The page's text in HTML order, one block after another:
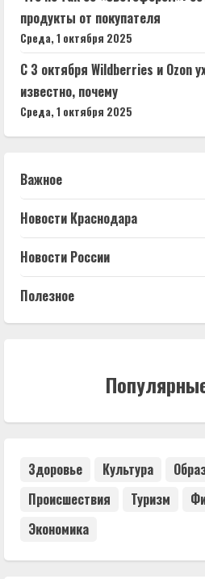
продукты от покупателя
Среда, 1 октября 2025
С 3 октября Wildberries и Ozon
известно, почему
Среда, 1 октября 2025
Важное
Новости Краснодара
Новости России
Полезное
Здоровье Культура
Происшествия
Туризм
Экономика